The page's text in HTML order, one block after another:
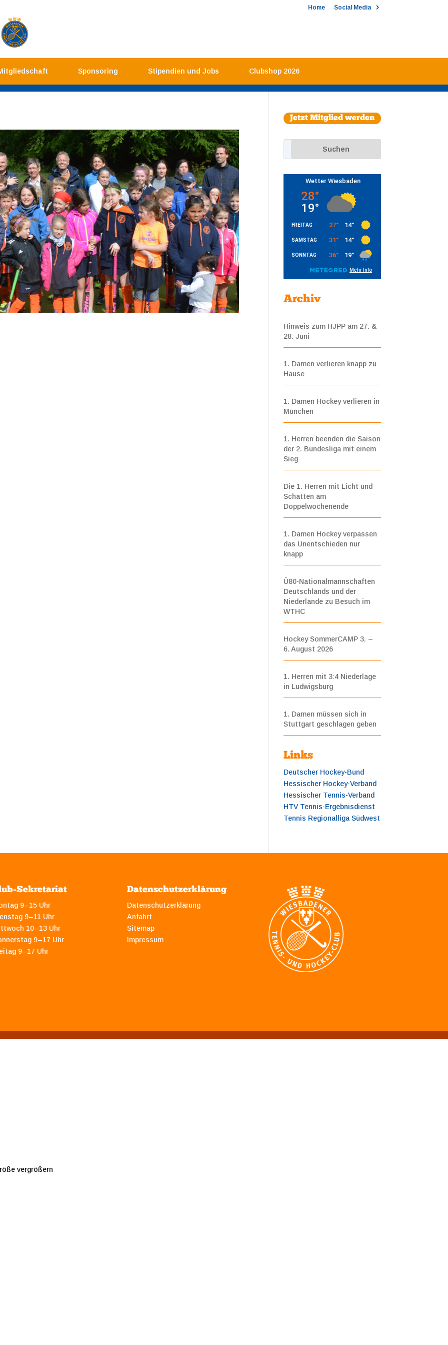
Home Social Media
Sponsoring Stipendien und Jobs Clubshop 2026
Jetzt Mitglied werden
Archiv
Hinweis zum HJPP am 27. &
28. Juni
1. Damen verlieren knapp zu
Hause
1. Damen Hockey verlieren in
München
1. Herren beenden die Saison
der 2. Bundesliga mit einem
Sieg
Die 1. Herren mit Licht und
Schatten am
Doppelwochenende
1. Damen Hockey verpassen
das Unentschieden nur
knapp
Ü80-Nationalmannschaften
Deutschlands und der
Niederlande zu Besuch im
WTHC
Hockey SommerCAMP 3. –
6. August 2026
1. Herren mit 3:4 Niederlage
in Ludwigsburg
1. Damen müssen sich in
Stuttgart geschlagen geben
Links
Deutscher Hockey-Bund
Hessischer Hockey-Verband
Hessischer Tennis-Verband
HTV Tennis-Ergebnisdienst
Tennis Regionalliga Südwest
Sekretariat
9–15 Uhr
9–11 Uhr
10–13 Uhr
9–17 Uhr
9–17 Uhr
Datenschutzerklärung
Datenschutzerklärung
Anfahrt
Sitemap
Impressum